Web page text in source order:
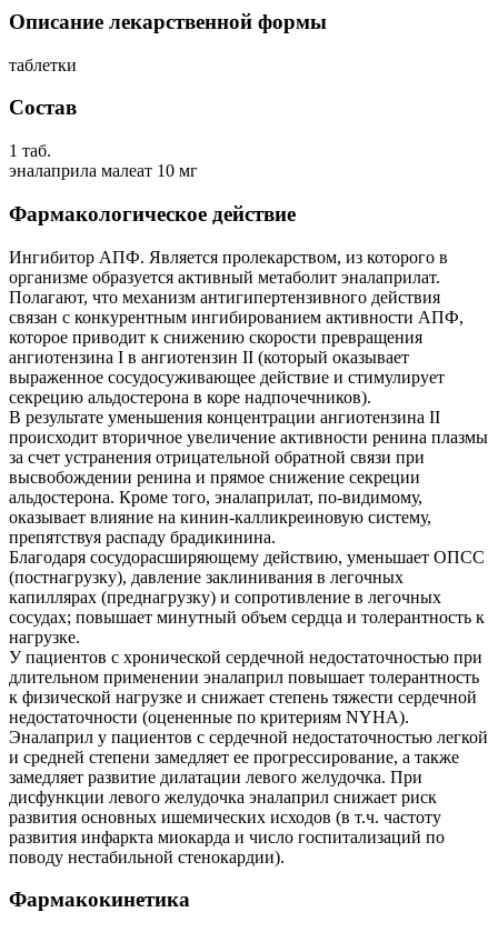
Описание лекарственной формы
таблетки
Состав
1 таб.
эналаприла малеат 10 мг
Фармакологическое действие
Ингибитор АПФ. Является пролекарством, из которого в
организме образуется активный метаболит эналаприлат.
Полагают, что механизм антигипертензивного действия
связан с конкурентным ингибированием активности АПФ,
которое приводит к снижению скорости превращения
ангиотензина I в ангиотензин II (который оказывает
выраженное сосудосуживающее действие и стимулирует
секрецию альдостерона в коре надпочечников).
В результате уменьшения концентрации ангиотензина II
происходит вторичное увеличение активности ренина плазмы
за счет устранения отрицательной обратной связи при
высвобождении ренина и прямое снижение секреции
альдостерона. Кроме того, эналаприлат, по-видимому,
оказывает влияние на кинин-калликреиновую систему,
препятствуя распаду брадикинина.
Благодаря сосудорасширяющему действию, уменьшает ОПСС
(постнагрузку), давление заклинивания в легочных
капиллярах (преднагрузку) и сопротивление в легочных
сосудах; повышает минутный объем сердца и толерантность к
нагрузке.
У пациентов с хронической сердечной недостаточностью при
длительном применении эналаприл повышает толерантность
к физической нагрузке и снижает степень тяжести сердечной
недостаточности (оцененные по критериям NYHA).
Эналаприл у пациентов с сердечной недостаточностью легкой
и средней степени замедляет ее прогрессирование, а также
замедляет развитие дилатации левого желудочка. При
дисфункции левого желудочка эналаприл снижает риск
развития основных ишемических исходов (в т.ч. частоту
развития инфаркта миокарда и число госпитализаций по
поводу нестабильной стенокардии).
Фармакокинетика